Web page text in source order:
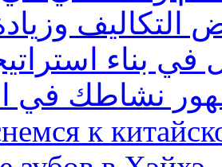
وزيادة
بناء
نشاطك في
к